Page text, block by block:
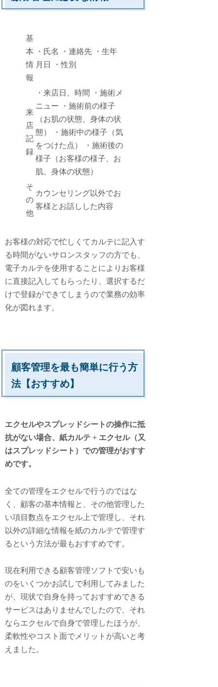
基
本
情
報
・氏名 ・連絡先 ・生年
月日 ・性別
来
店
記
録
・来店日、時間 ・施術メ
ニュー ・施術前の様子
（お肌の状態、身体の状
態） ・施術中の様子（気
をつけた点） ・施術後の
様子（お客様の様子、お
肌、身体の状態）
そ
の
他
カウンセリング以外でお
客様とお話しした内容
お客様の対応で忙しくてカルテに記入す
る時間がないサロンスタッフの方でも、
電子カルテを使用することによりお客様
に直接記入してもらったり、選択するだ
けで登録ができてしまうので業務の効率
化が図れます。
顧客管理を最も簡単に行う方
法【おすすめ】
エクセルやスプレッドシートの操作に抵
抗がない場合、紙カルテ + エクセル（又
はスプレッドシート）での管理がおすす
めです。
全ての管理をエクセルで行うのではな
く、顧客の基本情報と、その他管理した
い項目数点をエクセル上で管理し、それ
以外の詳細な情報を紙のカルテで管理す
るという方法が最もおすすめです。
現在利用できる顧客管理ソフトで安いも
のをいくつかお試しで利用してみました
が、現状で自身を持っておすすめできる
サービスはありませんでしたので、それ
ならエクセルで自身で管理したほうが、
柔軟性やコスト面でメリットが高いと考
えました。